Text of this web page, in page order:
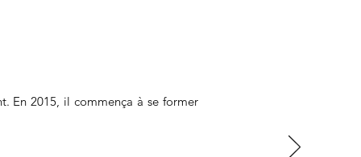
En 2015, il commença à se former